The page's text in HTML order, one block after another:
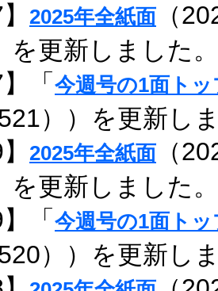
2025年全紙面 （
を更新しました。
「 今週号の1面トッ
））を更新し
2025年全紙面 （
を更新しました。
「 今週号の1面トッ
））を更新し